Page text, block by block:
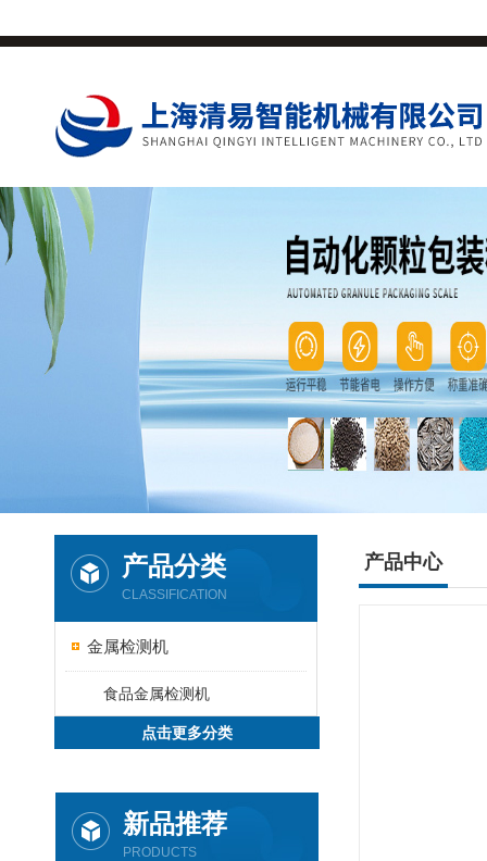
产品分类
CLASSIFICATION
金属检测机
食品金属检测机
点击更多分类
新品推荐
PRODUCTS
产品中心